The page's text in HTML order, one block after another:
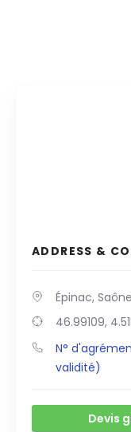
ADDRESS &
Épinac,
46.99109,
N°
validité)
Devis